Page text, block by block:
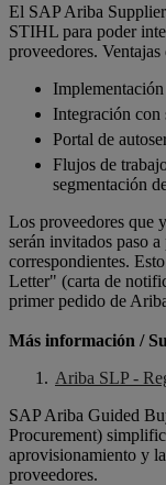
El SAP Ariba
STIHL para poder
proveedores.
Integración con
Portal de
Flujos de
segmentación
Los proveedores que
serán invitados paso
correspondientes.
Letter" (carta de
primer pedido de
Más información /
Ariba SLP -
SAP Ariba Guided
Procurement)
aprovisionamiento y
proveedores.